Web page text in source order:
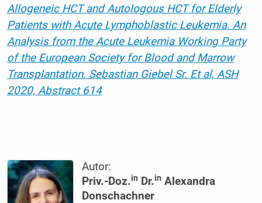
Allogeneic HCT and Autologous HCT for Elderly
Patients with Acute Lymphoblastic Leukemia. An
Analysis from the Acute Leukemia Working Party
of the European Society for Blood and Marrow
Transplantation. Sebastian Giebel Sr. Et al, ASH
2020, Abstract 614
Autor:
Priv.-Doz.in Dr.in Alexandra
Donschachner